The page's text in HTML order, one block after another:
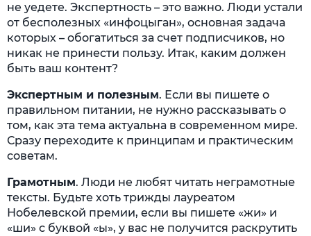
не уедете. Экспертность – это важно. Люди устали
от бесполезных «инфоцыган», основная задача
которых – обогатиться за счет подписчиков, но
никак не принести пользу. Итак, каким должен
быть ваш контент?
Экспертным и полезным. Если вы пишете о
правильном питании, не нужно рассказывать о
том, как эта тема актуальна в современном мире.
Сразу переходите к принципам и практическим
советам.
Грамотным. Люди не любят читать неграмотные
тексты. Будьте хоть трижды лауреатом
Нобелевской премии, если вы пишете «жи» и
«ши» с буквой «ы», у вас не получится раскрутить